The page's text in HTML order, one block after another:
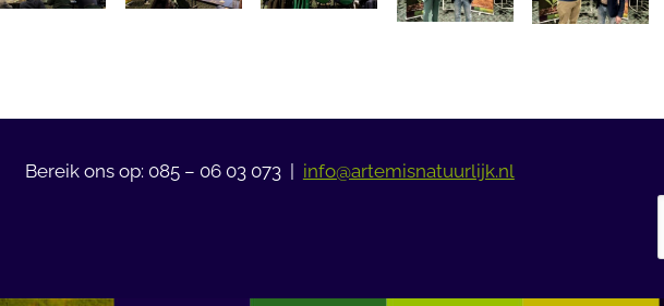
Bereik ons op: 085 – 06 03 073 | info@artemisnatuurlijk.nl